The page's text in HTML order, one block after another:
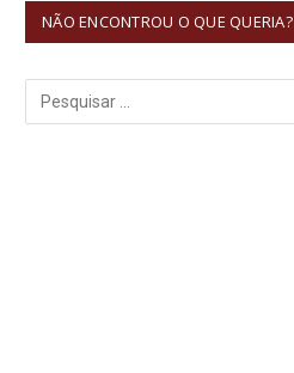
NÃO ENCONTROU O QUE QUERIA?